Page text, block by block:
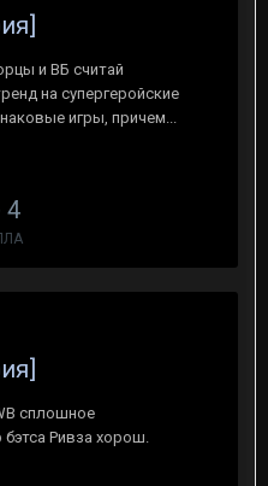
4
и ВБ считай
на супергеройские
игры, причем...
сплошное
Ривза хорош.